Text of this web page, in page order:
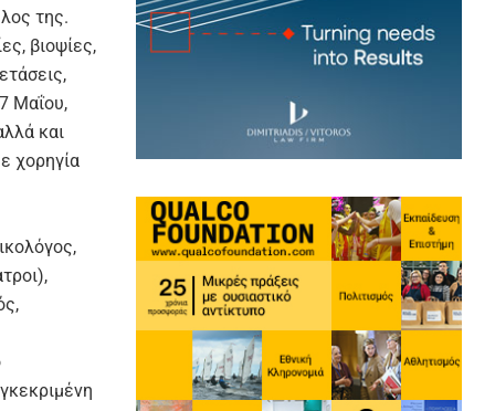
της.
βιοψίες,
Μαΐου,
και
χορηγία